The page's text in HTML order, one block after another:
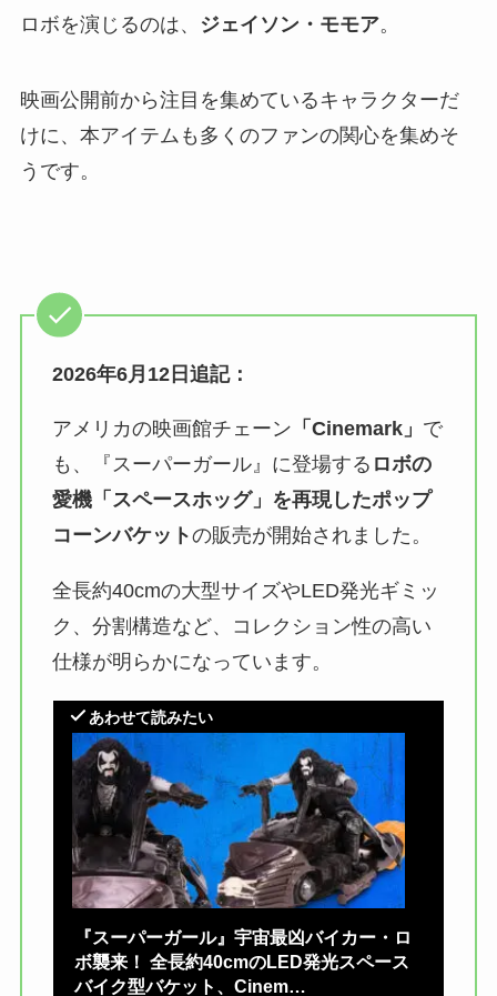
ロボを演じるのは、 ジェイソン・モモア。
映画公開前から注目を集めているキャラクターだ
けに、本アイテムも多くのファンの関心を集めそ
うです。
2026年6月12日追記：
アメリカの映画館チェーン 「Cinemark」 で
も、『スーパーガール』に登場する ロボの
愛機「スペースホッグ」を再現したポップ
コーンバケットの販売が開始されました。
全長約40cmの大型サイズやLED発光ギミッ
ク、分割構造など、コレクション性の高い
仕様が明らかになっています。
あわせて読みたい
『スーパーガール』宇宙最凶バイカー・ロ
ボ襲来！ 全長約40cmのLED発光スペース
バイク型バケット、Cinem…